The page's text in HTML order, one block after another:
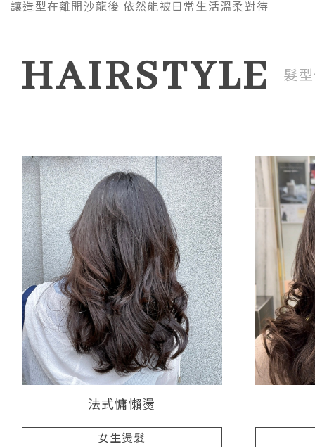
讓造型在離開沙龍後 依然能被日常生活溫柔對待
HAIRSTYLE 髮
法式慵懶燙
女生燙髮